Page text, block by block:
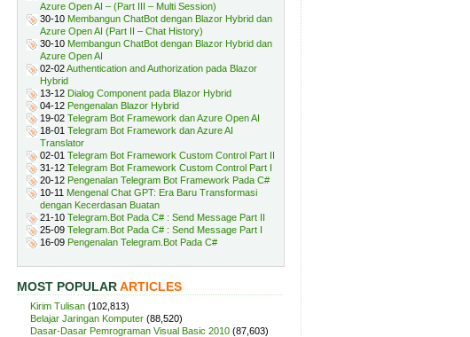
Azure Open AI – (Part III – Multi Session)
30-10 Membangun ChatBot dengan Blazor Hybrid dan
Azure Open AI (Part II – Chat History)
30-10 Membangun ChatBot dengan Blazor Hybrid dan
Azure Open AI
02-02Authentication and Authorization pada Blazor
Hybrid
13-12 Dialog Component pada Blazor Hybrid
04-12 Pengenalan Blazor Hybrid
19-02 Telegram Bot Framework dan Azure Open AI
18-01 Telegram Bot Framework dan Azure AI
Translator
02-01 Telegram Bot Framework Custom Control Part II
31-12 Telegram Bot Framework Custom Control Part I
20-12 Pengenalan Telegram Bot Framework Pada C#
10-11 Mengenal Chat GPT: Era Baru Transformasi
dengan Kecerdasan Buatan
21-10 Telegram.Bot Pada C# : Send Message Part II
25-09 Telegram.Bot Pada C# : Send Message Part I
16-09 Pengenalan Telegram.Bot Pada C#
MOST POPULARARTICLES
Kirim Tulisan (102,813)
Belajar Jaringan Komputer (88,520)
Dasar-Dasar Pemrograman Visual Basic 2010 (87,603)